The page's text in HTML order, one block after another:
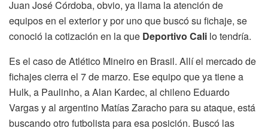
Juan José Córdoba, obvio, ya llama la atención de
equipos en el exterior y por uno que buscó su fichaje, se
conoció la cotización en la que Deportivo Cali lo tendría.
Es el caso de Atlético Mineiro en Brasil. Allí el mercado de
fichajes cierra el 7 de marzo. Ese equipo que ya tiene a
Hulk, a Paulinho, a Alan Kardec, al chileno Eduardo
Vargas y al argentino Matías Zaracho para su ataque, está
buscando otro futbolista para esa posición. Buscó las